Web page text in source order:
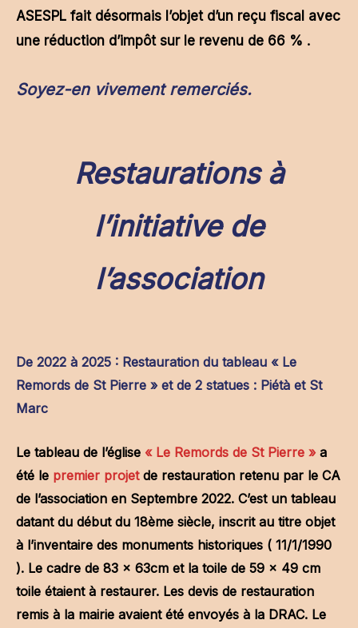
ASESPL fait désormais l’objet d’un reçu fiscal avec
une réduction d’impôt sur le revenu de 66 % .
Soyez-en vivement remerciés.
Restaurations à
l’initiative de
l’association
De 2022 à 2025 : Restauration du tableau « Le
Remords de St Pierre » et de 2 statues : Piétà et St
Marc
Le tableau de l’église « Le Remords de St Pierre » a
été le premier projet de restauration retenu par le CA
de l’association en Septembre 2022. C’est un tableau
datant du début du 18ème siècle, inscrit au titre objet
à l’inventaire des monuments historiques ( 11/1/1990
). Le cadre de 83 x 63cm et la toile de 59 x 49 cm
toile étaient à restaurer. Les devis de restauration
remis à la mairie avaient été envoyés à la DRAC. Le